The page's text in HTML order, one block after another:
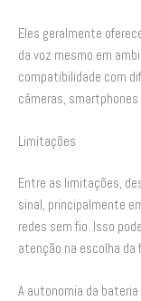
Eles geralmente
da voz mesmo em
compatibilidade com
câmeras,
Limitações
Entre as limitações,
sinal, principalmente
redes sem fio. Isso
atenção na escolha
A autonomia da